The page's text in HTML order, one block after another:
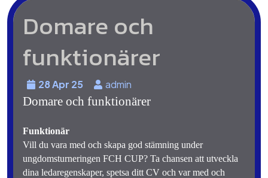
Domare och
funktionärer
28 Apr 25 admin
Domare och funktionärer
Funktionär
Vill du vara med och skapa god stämning under
ungdomsturneringen FCH CUP? Ta chansen att utveckla
dina ledaregenskaper, spetsa ditt CV och var med och